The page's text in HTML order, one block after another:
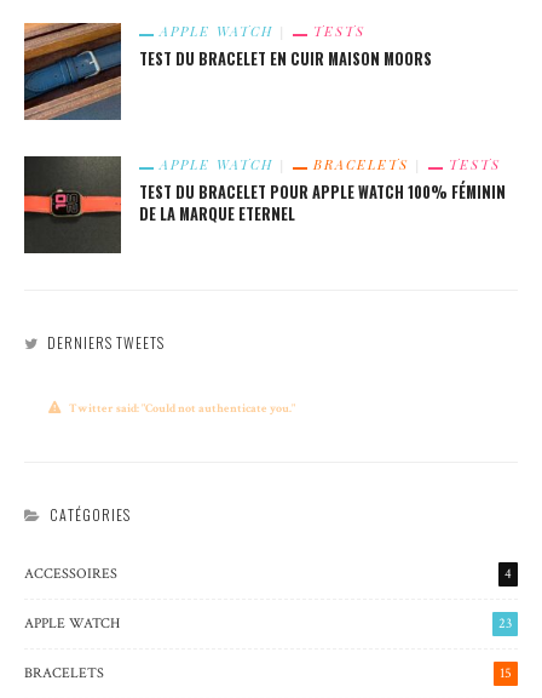
APPLE WATCH TESTS
TEST DU BRACELET EN CUIR MAISON MOORS
APPLE WATCH BRACELETS TESTS
TEST DU BRACELET POUR APPLE WATCH 100% FÉMININ
DE LA MARQUE ETERNEL
DERNIERS TWEETS
Twitter said: "Could not authenticate you."
CATÉGORIES
ACCESSOIRES 4
APPLE WATCH 23
BRACELETS 15